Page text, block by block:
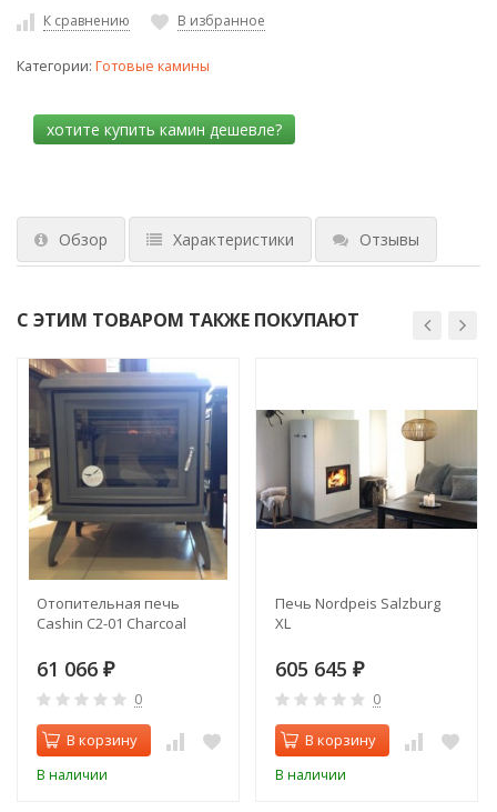
К сравнению В избранное
Категории: Готовые камины
Обзор Характеристики Отзывы
С ЭТИМ ТОВАРОМ ТАКЖЕ ПОКУПАЮТ
Отопительная печь
Cashin C2-01 Charcoal
61 066 ₽
0
В корзину
В наличии
Печь Nordpeis Salzburg
XL
605 645 ₽
0
В корзину
В наличии